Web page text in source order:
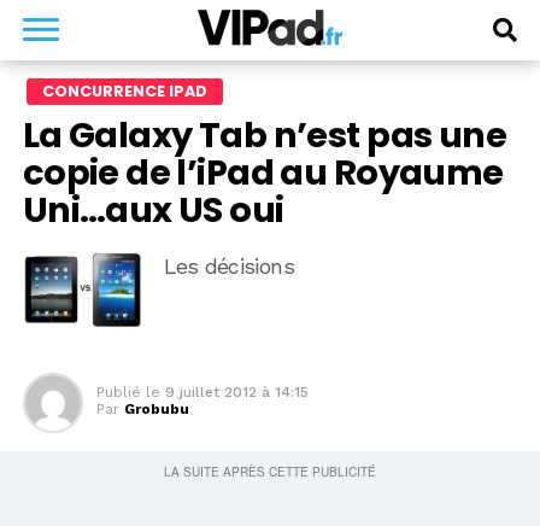
CONCURRENCE IPAD
La Galaxy Tab n’est pas une
copie de l’iPad au Royaume
Uni…aux US oui
Les décisions
Publié le 9 juillet 2012 à 14:15
Par Grobubu